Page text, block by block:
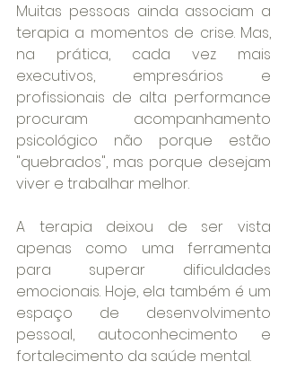
Muitas pessoas ainda associam a
terapia a momentos de crise. Mas,
na prática, cada vez mais
executivos, empresários e
profissionais de alta performance
procuram acompanhamento
psicológico não porque estão
"quebrados", mas porque desejam
viver e trabalhar melhor.
A terapia deixou de ser vista
apenas como uma ferramenta
para superar dificuldades
emocionais. Hoje, ela também é um
espaço de desenvolvimento
pessoal, autoconhecimento e
fortalecimento da saúde mental.